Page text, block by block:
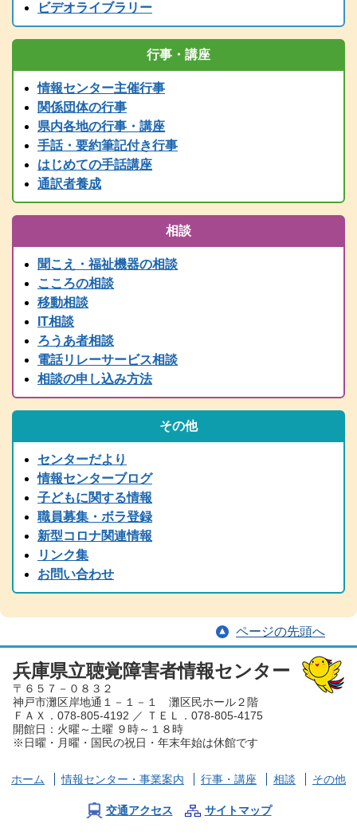
2025.08.01
2025（令和7）年度手話通訳者全国統一試験の受験案内を掲載しまし
た。
2025（令和7）年度手話通訳者全国統一試験の受験案内は8月1日
（金）掲載予定です。
2025.07.12
情報センター主催行事等、随時更新中です！
2025.05.24
要約筆記者養成講座パソコンコース＜宍粟会場＞ 申込締切を６月
２日に延長しました
2025.04.03
2025年度要約筆記者養成講座（宍粟会場・猪名川会場）・養成講座
2025.03.21
2024（令和6）年度 全国統一要約筆記者認定試験合格者発表
2025.03.15
令和７年度 手話通訳者養成講座（通訳Ⅰ・通訳Ⅱ）の案内を掲載
しました。
2024.03.01
2024（令和6）年度手話通訳者全国統一試験合格者発表
2025.02.07
令和７年度 難聴者向けの各種講座を掲載しました。
年末年始は、１２/２９～１/３まで閉館します。
2024.11.13
行政職員向け防災学習会リアルタイム配信（11/14 PM2:00～）
2024.11.05
2024(R6)年度 全国統一要約筆記者認定試験の受験案内を掲載しまし
2024.08.22
中止のご案内「大矢暹氏 人生を語る」の9/5公開収録は都合により
中止となりました。
2024（令和6）年度 手話通訳者全国統一試験の受験案内を掲載しま
した
2024.07.05
夏から秋にかけて、兵庫県芸術プレミアムデーが開催され、手話・
要約筆記付きのイベント案内が各種届いております。ぜひ、足を運
んでみてください。
2023（令和６）年度 手話通訳者養成講座を掲載しました。
ビデオライブラリー
行事・講座
情報センター主催行事
関係団体の行事
県内各地の行事・講座
手話・要約筆記付き行事
はじめての手話講座
通訳者養成
相談
聞こえ・福祉機器の相談
こころの相談
移動相談
IT相談
ろうあ者相談
電話リレーサービス相談
相談の申し込み方法
その他
センターだより
情報センターブログ
子どもに関する情報
職員募集・ボラ登録
新型コロナ関連情報
リンク集
お問い合わせ
ページの先頭へ
兵庫県立聴覚障害者情報センター
〒６５７－０８３２
神戸市灘区岸地通１－１－１ 灘区民ホール２階
ＦＡＸ．078-805-4192 ／ ＴＥＬ．078-805-4175
開館日：火曜～土曜 ９時～１８時
※日曜・月曜・国民の祝日・年末年始は休館です
ホーム 情報センター ・事業案内 行事・講座 相談 その他
交通アクセス サイトマップ